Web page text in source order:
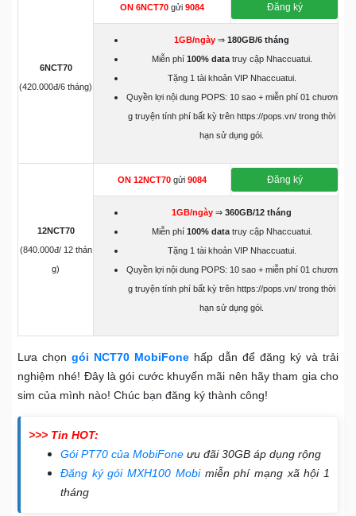
6NCT70
(420.000đ/6 tháng)
ON 6NCT70 gửi 9084 Đăng ký
1GB/ngày ⇒ 180GB/6 tháng
Miễn phí100% datatruy cập Nhaccuatui.
Tặng 1 tài khoản VIP Nhaccuatui.
Quyền lợi nội dung POPS: 10 sao + miễn phí 01 chươn
g truyện tính phí bất kỳ trên https://pops.vn/ trong thời
hạn sử dụng gói.
12NCT70
(840.000đ/ 12 thán
g)
ON 12NCT70 gửi 9084 Đăng ký
1GB/ngày ⇒ 360GB/12 tháng
Miễn phí100% datatruy cập Nhaccuatui.
Tặng 1 tài khoản VIP Nhaccuatui.
Quyền lợi nội dung POPS: 10 sao + miễn phí 01 chươn
g truyện tính phí bất kỳ trên https://pops.vn/ trong thời
hạn sử dụng gói.
Lưa chọngói NCT70 MobiFone hấp dẫn để đăng ký và trải
nghiệm nhé! Đây là gói cước khuyến mãi nên hãy tham gia cho
sim của mình nào! Chúc bạn đăng ký thành công!
>>> Tin HOT:
Gói PT70 của MobiFone ưu đãi 30GB áp dụng rộng
Đăng ký gói MXH100 Mobimiễn phí mạng xã hội 1
tháng